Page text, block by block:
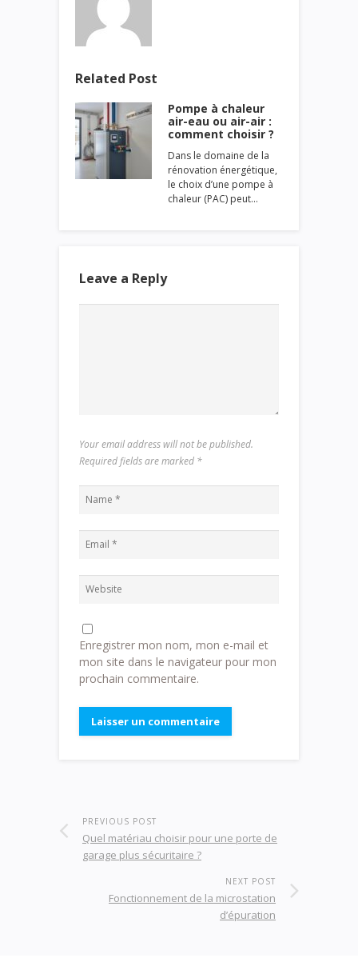
Related Post
Pompe à chaleur
air-eau ou air-air :
comment choisir ?
Dans le domaine de la
rénovation énergétique,
le choix d’une pompe à
chaleur (PAC) peut…
Leave a Reply
Your email address will not be published.
Required fields are marked *
Enregistrer mon nom, mon e-mail et
mon site dans le navigateur pour mon
prochain commentaire.
PREVIOUS POST
Quel matériau choisir pour une porte de
garage plus sécuritaire ?
NEXT POST
Fonctionnement de la microstation
d’épuration